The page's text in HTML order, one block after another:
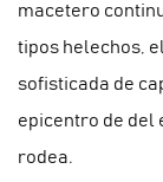
macetero
tipos helechos,
sofisticada de
epicentro de del
rodea.